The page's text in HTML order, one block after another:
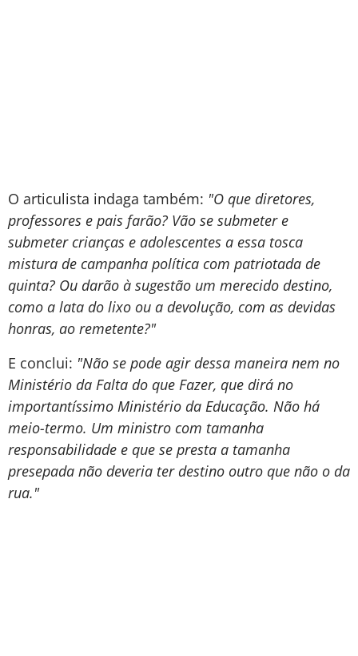
O articulista indaga também: "O que diretores,
professores e pais farão? Vão se submeter e
submeter crianças e adolescentes a essa tosca
mistura de campanha política com patriotada de
quinta? Ou darão à sugestão um merecido destino,
como a lata do lixo ou a devolução, com as devidas
honras, ao remetente?"
E conclui: "Não se pode agir dessa maneira nem no
Ministério da Falta do que Fazer, que dirá no
importantíssimo Ministério da Educação. Não há
meio-termo. Um ministro com tamanha
responsabilidade e que se presta a tamanha
presepada não deveria ter destino outro que não o da
rua."